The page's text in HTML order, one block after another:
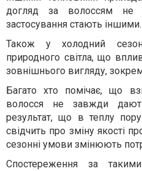
догляд за волоссям не
застосування стають іншими.
Також у холодний сезон
природного світла, що
зовнішнього вигляду,
Багато хто помічає, що
волосся не завжди
результат, що в теплу
свідчить про зміну якості
сезонні умови змінюють
Спостереження за